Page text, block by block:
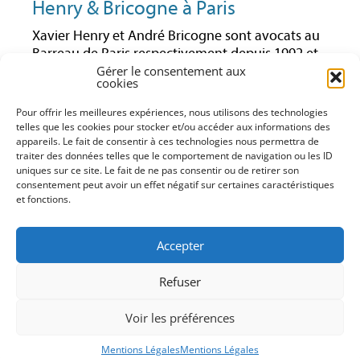
Gérer le consentement aux
cookies
Pour offrir les meilleures expériences, nous utilisons des technologies
telles que les cookies pour stocker et/ou accéder aux informations des
appareils. Le fait de consentir à ces technologies nous permettra de
traiter des données telles que le comportement de navigation ou les ID
uniques sur ce site. Le fait de ne pas consentir ou de retirer son
consentement peut avoir un effet négatif sur certaines caractéristiques
et fonctions.
Accepter
Refuser
Voir les préférences
Mentions LégalesMentions Légales
Henry & Bricogne à Paris
Xavier Henry et André Bricogne sont avocats au
Barreau de Paris respectivement depuis 1992 et
1997. Ils ont toujours exercé leur activité en droit
des affaires et notamment en droit économique.
Ayant travaillé ensemble pendant plusieurs
années au sein du même cabinet, ils ont décidé
de poursuivre leur activité en créant leur propre
structure en droit des affaires (conseil,
contentieux, formation). Cette structure leur
permet d’entretenir avec leurs clients une
service adapté à leurs demandes et besoins dans
des domaines qu’ils maîtrisent parfaitement.
Xavier Henry et André Bricogne sont tous les
deux membres de l’AFEC (Association Française
Mentions Légales